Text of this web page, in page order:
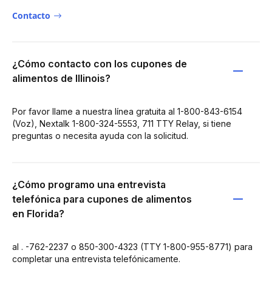
Contacto
¿Cómo contacto con los cupones de
alimentos de Illinois?
Por favor llame a nuestra línea gratuita al 1-800-843-6154
(Voz), Nextalk 1-800-324-5553, 711 TTY Relay, si tiene
preguntas o necesita ayuda con la solicitud.
¿Cómo programo una entrevista
telefónica para cupones de alimentos
en Florida?
al . -762-2237 o 850-300-4323 (TTY 1-800-955-8771) para
completar una entrevista telefónicamente.